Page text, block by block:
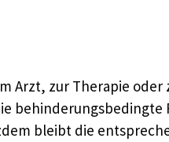
zur Therapie oder
bleibt die